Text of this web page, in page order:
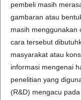
pembeli masih
gambaran atau
masih menggunakan
cara tersebut
masyarakat atau
informasi mengenai
penelitian yang
(R&D) mengacu